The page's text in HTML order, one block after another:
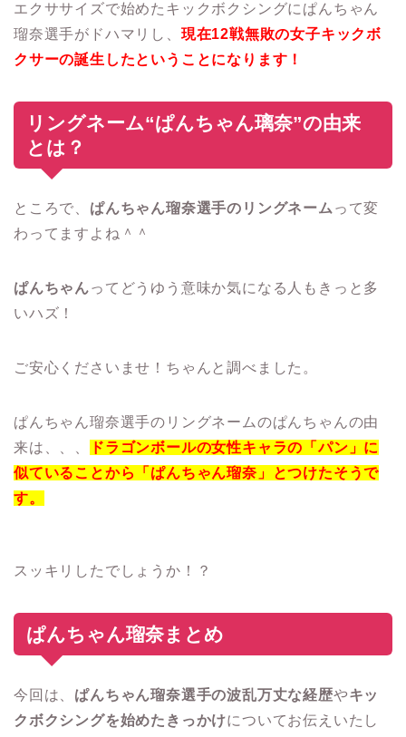
エクササイズで始めたキックボクシングにぱんちゃん
瑠奈選手がドハマリし、 現在12戦無敗の女子キックボ
クサーの誕生したということになります！
リングネーム“ぱんちゃん璃奈”の由来
とは？
ところで、 ぱんちゃん瑠奈選手のリングネーム って変
わってますよね＾＾
ぱんちゃんってどうゆう意味か気になる人もきっと多
いハズ！
ご安心くださいませ！ちゃんと調べました。
ぱんちゃん瑠奈選手のリングネームのぱんちゃんの由
来は、、、
ドラゴンボールの女性キャラの「パン」に
似ていることから「ぱんちゃん瑠奈」とつけたそうで
す。
スッキリしたでしょうか！？
ぱんちゃん瑠奈まとめ
今回は、 ぱんちゃん瑠奈選手の波乱万丈な経歴やキッ
クボクシングを始めたきっかけについてお伝えいたし